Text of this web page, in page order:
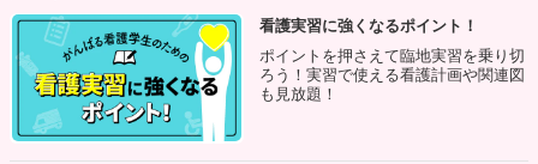
睡眠-休息パターン
乳幼児は、月齢や年齢にふさわしい睡眠時間や睡眠パター
ンに加え、睡眠・休息がとれる環境であるかどうか
な情報です。
看護実習に強くなるポイント！
ポイントを押さえて臨地実習を乗り切
ろう！実習で使える看護計画や関連図
も見放題！